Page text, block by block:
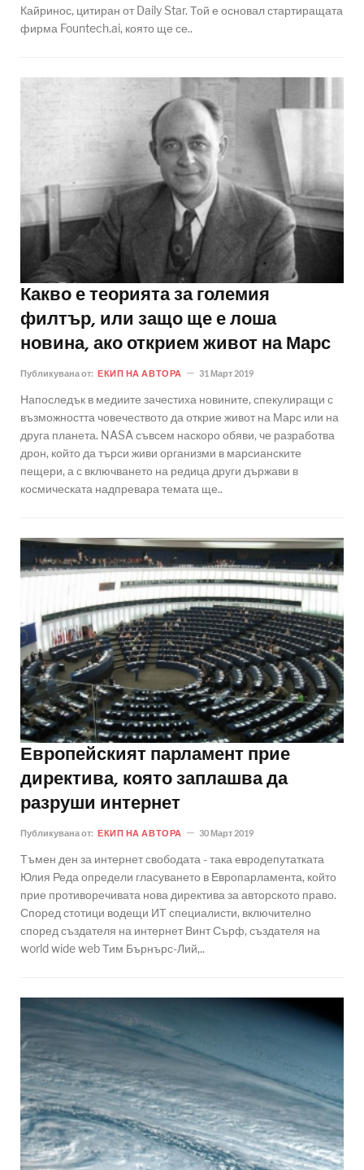
Кайринос, цитиран от Daily Star. Той е основал стартиращата
фирма Fountech.ai, която ще се..
Какво е теорията за големия
филтър, или защо ще е лоша
новина, ако открием живот на Марс
Публикувана от: ЕКИП НА АВТОРА 31 Март 2019
Напоследък в медиите зачестиха новините, спекулиращи с
възможността човечеството да открие живот на Марс или на
друга планета. NASA съвсем наскоро обяви, че разработва
дрон, който да търси живи организми в марсианските
пещери, а с включването на редица други държави в
космическата надпревара темата ще..
Европейският парламент прие
директива, която заплашва да
разруши интернет
Публикувана от: ЕКИП НА АВТОРА 30 Март 2019
Тъмен ден за интернет свободата - така евродепутатката
Юлия Реда определи гласуването в Европарламента, който
прие противоречивата нова директива за авторското право.
Според стотици водещи ИТ специалисти, включително
според създателя на интернет Винт Сърф, създателя на
world wide web Тим Бърнърс-Лий,..